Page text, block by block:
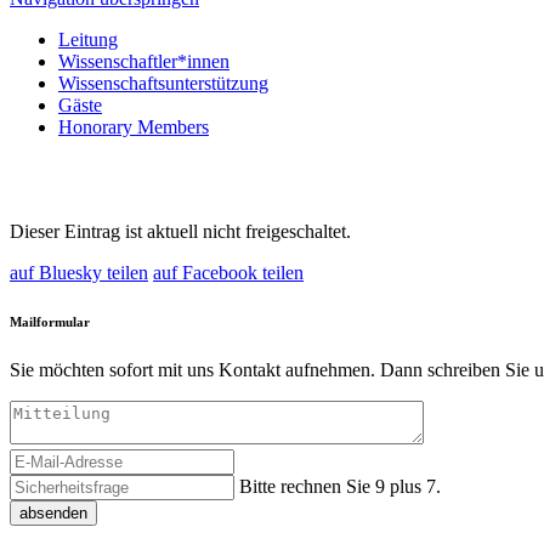
Leitung
Wissenschaftler*innen
Wissenschaftsunterstützung
Gäste
Honorary Members
Dieser Eintrag ist aktuell nicht freigeschaltet.
auf Bluesky teilen auf Facebook teilen
Mailformular
Sie möchten sofort mit uns Kontakt aufnehmen. Dann schreiben Sie
Bitte rechnen Sie 9 plus 7.
absenden